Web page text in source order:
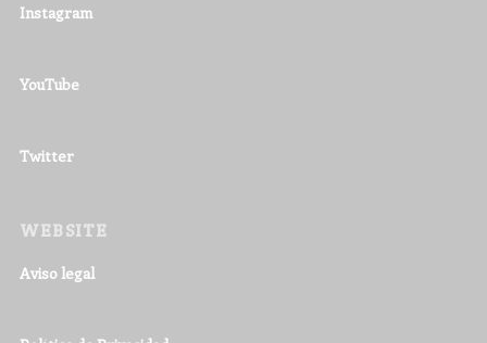
Instagram
YouTube
Twitter
WEBSITE
Aviso legal